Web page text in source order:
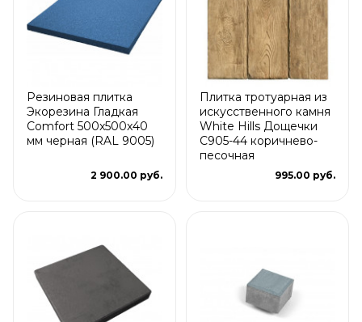
Резиновая плитка
Экорезина Гладкая
Comfort 500x500x40
мм черная (RAL 9005)
2 900.00 руб.
Плитка тротуарная из
искусственного камня
White Hills Дощечки
С905-44 коричнево-
песочная
995.00 руб.